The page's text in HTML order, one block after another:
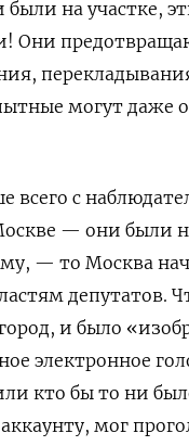
на участке,
Они
могут даже
всего с
— они были
— то Москва
депутатов.
и было
электронное
кто бы то ни
мог